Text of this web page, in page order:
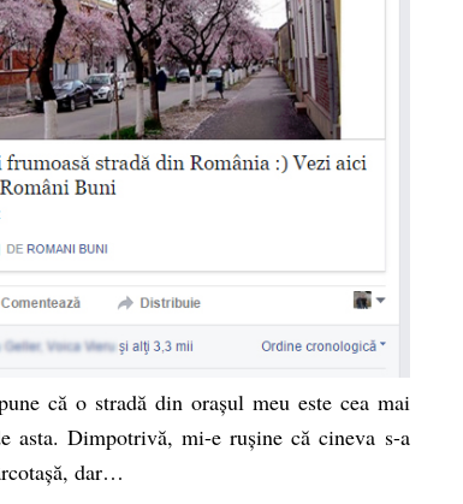
că o stradă din orașul meu este cea mai
asta. Dimpotrivă, mi-e rușine că cineva s-a
dar…